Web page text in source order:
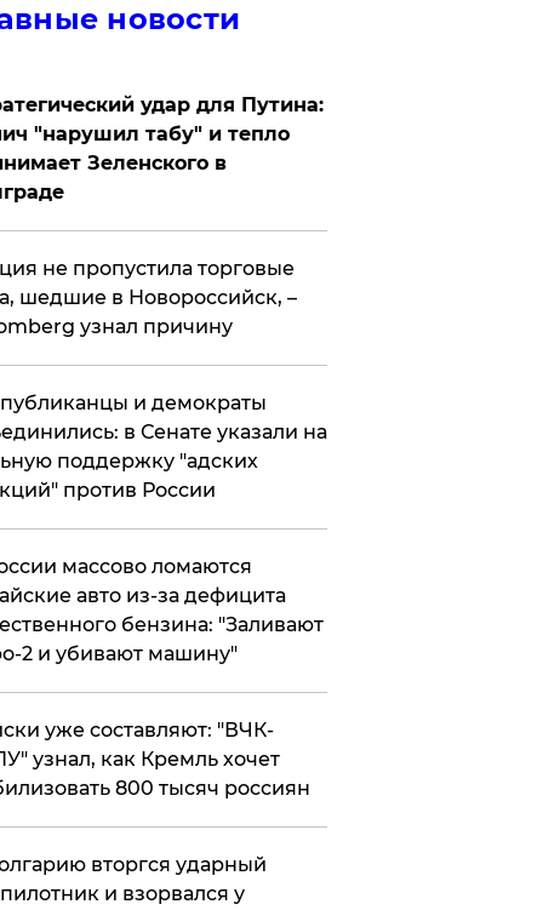
новости
удар для Путина:
"нарушил табу" и тепло
Зеленского в
не пропустила торговые
шедшие в Новороссийск, –
узнал причину
и демократы
в Сенате указали на
поддержку "адских
против России
массово ломаются
авто из-за дефицита
бензина: "Заливают
2 и убивают машину"
уже составляют: "ВЧК-
узнал, как Кремль хочет
800 тысяч россиян
вторгся ударный
и взорвался у